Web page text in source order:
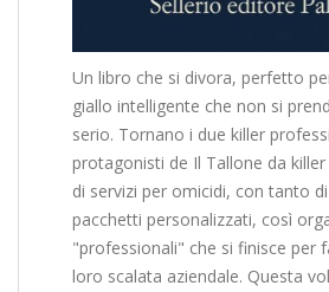
Un libro che si divora, perfetto
giallo intelligente che non si
serio. Tornano i due killer
protagonisti de Il Tallone da killer
di servizi per omicidi, con tanto
pacchetti personalizzati, così
"professionali" che si finisce per
loro scalata aziendale. Questa